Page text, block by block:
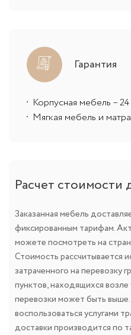
Гарантия
Корпусная мебель –
Мягкая мебель и
Расчет стоимости
Заказанная мебель
фиксированным тарифам.
можете посмотреть на
Стоимость рассчитывается
затраченного на перевозку
пунктов, находящихся
перевозки может быть
воспользоваться услугами
доставки производится по